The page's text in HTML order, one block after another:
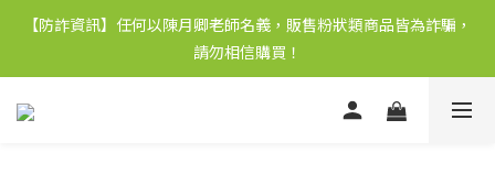
【防詐資訊】任何以陳月卿老師名義，販售粉狀類商品皆為詐騙，
請勿相信購買！